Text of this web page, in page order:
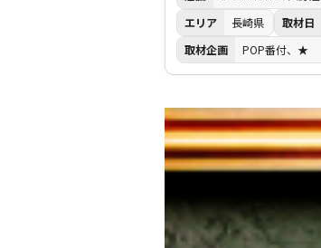
エリア
長崎県 取材日
取材企画
POP番付、★